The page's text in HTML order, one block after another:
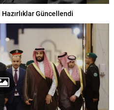
Hazırlıklar Güncellendi